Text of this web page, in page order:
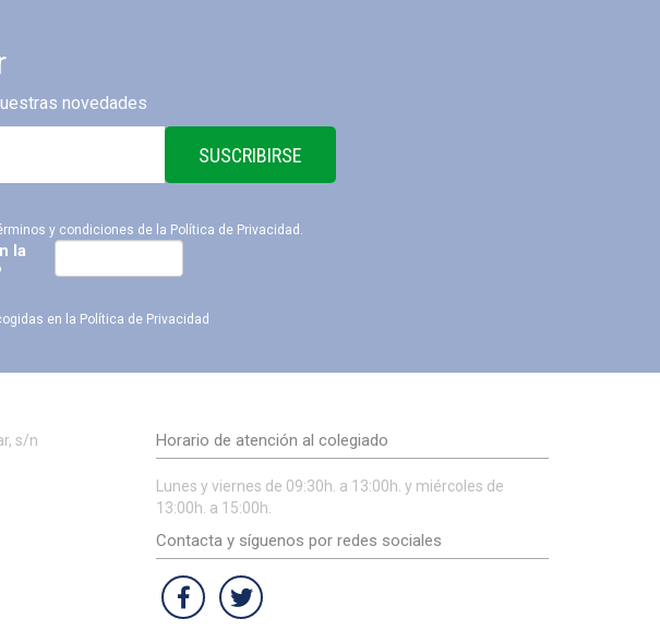
novedades
SUSCRIBIRSE
y condiciones de la Política de Privacidad .
la
en la Política de Privacidad
s/n
Horario de atención al colegiado
Lunes y viernes de 09:30h. a 13:00h. y miércoles de
13:00h. a 15:00h.
Contacta y síguenos por redes sociales